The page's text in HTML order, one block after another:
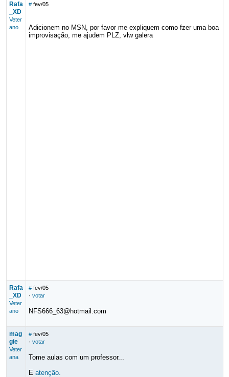
Rafa
_XD
Veter
ano
# fev/05
Adicionem no MSN, por favor me expliquem como fzer uma boa
improvisação, me ajudem PLZ, vlw galera
Rafa
_XD
Veter
ano
# fev/05
· votar
NFS666_63@hotmail.com
mag
gie
Veter
ana
# fev/05
· votar
Tome aulas com um professor...
E atenção.